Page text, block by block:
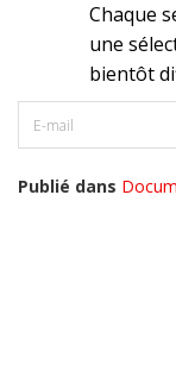
Chaque
une
bientôt
Publié dans